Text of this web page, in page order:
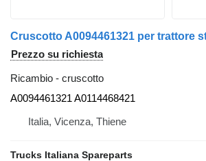
Prezzo su richiesta
Ricambio - cruscotto
A0094461321 A0114468421
Italia, Vicenza, Thiene
Trucks Italiana Spareparts